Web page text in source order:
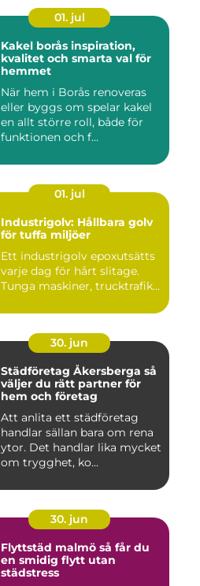
01. jul
Kakel borås inspiration,
kvalitet och smarta val för
hemmet
När hem i Borås renoveras
eller byggs om spelar kakel
en allt större roll, både för
funktionen och f...
01. jul
Industrigolv: Hållbara golv
för tuffa miljöer
Ett industrigolv epoxutsätts
varje dag för hårt slitage.
Tunga maskiner, trucktrafik...
30. jun
Städföretag Åkersberga så
väljer du rätt partner för
hem och företag
Att anlita ett städföretag
handlar sällan bara om rena
ytor. Det handlar lika mycket
om trygghet, ko...
30. jun
Flyttstäd malmö så får du
en smidig flytt utan
städstress